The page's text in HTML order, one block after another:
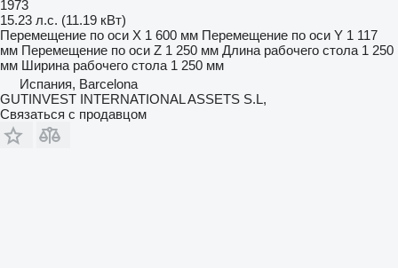
1973
15.23 л.с. (11.19 кВт)
Перемещение по оси X 1 600 мм Перемещение по оси Y 1 117
мм Перемещение по оси Z 1 250 мм Длина рабочего стола 1 250
мм Ширина рабочего стола 1 250 мм
Испания, Barcelona
GUTINVEST INTERNATIONAL ASSETS S.L,
Связаться с продавцом